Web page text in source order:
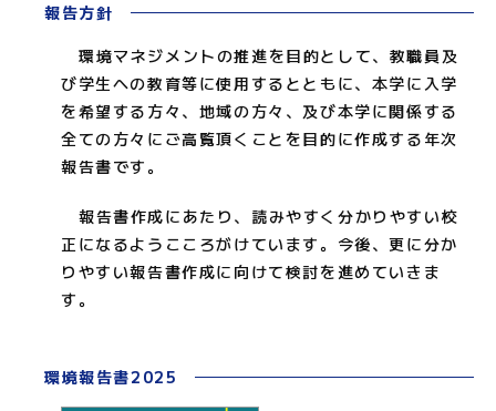
報告方針
環境マネジメントの推進を目的として、教職員及
び学生への教育等に使用するとともに、本学に入学
を希望する方々、地域の方々、及び本学に関係する
全ての方々にご高覧頂くことを目的に作成する年次
報告書です。
報告書作成にあたり、読みやすく分かりやすい校
正になるようこころがけています。今後、更に分か
りやすい報告書作成に向けて検討を進めていきま
す。
環境報告書2025